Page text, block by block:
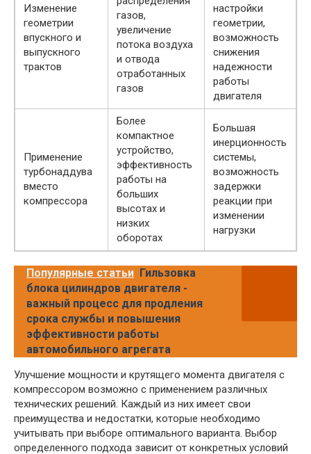
Изменение
геометрии
впускного и
выпускного
трактов
газов,
увеличение
потока воздуха
и отвода
отработанных
газов
настройки
геометрии,
возможность
снижения
надежности
работы
двигателя
Применение
турбонаддува
вместо
компрессора
Более
компактное
устройство,
эффективность
работы на
больших
высотах и
низких
оборотах
Большая
инерционность
системы,
возможность
задержки
реакции при
изменении
нагрузки
Популярные статьи Гильзовка
блока цилиндров двигателя -
важный процесс для продления
срока службы и повышения
эффективности работы
автомобильного агрегата
Улучшение мощности и крутящего момента двигателя с
компрессором возможно с применением различных
технических решений. Каждый из них имеет свои
преимущества и недостатки, которые необходимо
учитывать при выборе оптимального варианта. Выбор
определенного подхода зависит от конкретных условий